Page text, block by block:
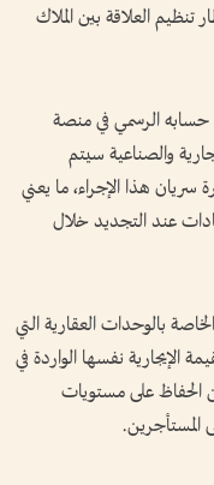
تنظيم العلاقة بين الملاك
حسابه الرسمي في منصة
والصناعية سيتم
زيادة (0%) طوال فترة سريان هذا الإجراء، ما يعني
عند التجديد خلال
بالوحدات العقارية التي
الإيجارية نفسها الواردة في
الحفاظ على مستويات